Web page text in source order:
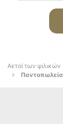
Αετοί των ψιλικών